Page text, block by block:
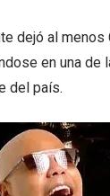
dejó al menos
en una
del país.